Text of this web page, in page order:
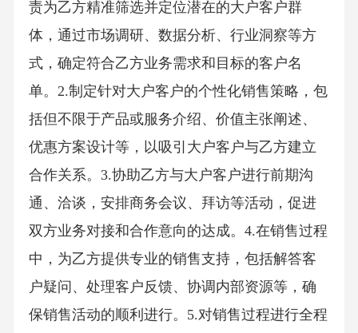
责为乙方精准筛选并定位潜在的大户客户群
体，通过市场调研、数据分析、行业洞察等方
式，确定符合乙方业务需求和目标的客户名
单。2.制定针对大户客户的个性化销售策略，包
括但不限于产品或服务介绍、价值主张阐述、
优惠方案设计等，以吸引大户客户与乙方建立
合作关系。3.协助乙方与大户客户进行前期沟
通、洽谈，安排商务会议、拜访等活动，促进
双方业务对接和合作意向的达成。4.在销售过程
中，为乙方提供专业的销售支持，包括解答客
户疑问、处理客户反馈、协调内部资源等，确
保销售活动的顺利进行。5.对销售过程进行全程